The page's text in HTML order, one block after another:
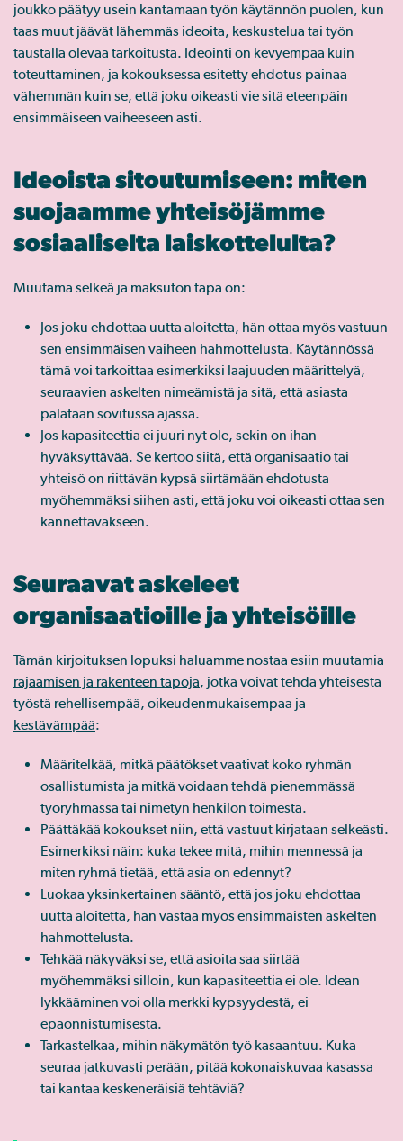
joukko päätyy usein kantamaan työn käytännön puolen, kun
taas muut jäävät lähemmäs ideoita, keskustelua tai työn
taustalla olevaa tarkoitusta. Ideointi on kevyempää kuin
toteuttaminen, ja kokouksessa esitetty ehdotus painaa
vähemmän kuin se, että joku oikeasti vie sitä eteenpäin
ensimmäiseen vaiheeseen asti.
Ideoista sitoutumiseen: miten
suojaamme yhteisöjämme
sosiaaliselta laiskottelulta?
Muutama selkeä ja maksuton tapa on:
Jos joku ehdottaa uutta aloitetta, hän ottaa myös vastuun
sen ensimmäisen vaiheen hahmottelusta. Käytännössä
tämä voi tarkoittaa esimerkiksi laajuuden määrittelyä,
seuraavien askelten nimeämistä ja sitä, että asiasta
palataan sovitussa ajassa.
Jos kapasiteettia ei juuri nyt ole, sekin on ihan
hyväksyttävää. Se kertoo siitä, että organisaatio tai
yhteisö on riittävän kypsä siirtämään ehdotusta
myöhemmäksi siihen asti, että joku voi oikeasti ottaa sen
kannettavakseen.
Seuraavat askeleet
organisaatioille ja yhteisöille
Tämän kirjoituksen lopuksi haluamme nostaa esiin muutamia
rajaamisen ja rakenteen tapoja, jotka voivat tehdä yhteisestä
työstä rehellisempää, oikeudenmukaisempaa ja
kestävämpää:
Määritelkää, mitkä päätökset vaativat koko ryhmän
osallistumista ja mitkä voidaan tehdä pienemmässä
työryhmässä tai nimetyn henkilön toimesta.
Päättäkää kokoukset niin, että vastuut kirjataan selkeästi.
Esimerkiksi näin: kuka tekee mitä, mihin mennessä ja
miten ryhmä tietää, että asia on edennyt?
Luokaa yksinkertainen sääntö, että jos joku ehdottaa
uutta aloitetta, hän vastaa myös ensimmäisten askelten
hahmottelusta.
Tehkää näkyväksi se, että asioita saa siirtää
myöhemmäksi silloin, kun kapasiteettia ei ole. Idean
lykkääminen voi olla merkki kypsyydestä, ei
epäonnistumisesta.
Tarkastelkaa, mihin näkymätön työ kasaantuu. Kuka
seuraa jatkuvasti perään, pitää kokonaiskuvaa kasassa
tai kantaa keskeneräisiä tehtäviä?